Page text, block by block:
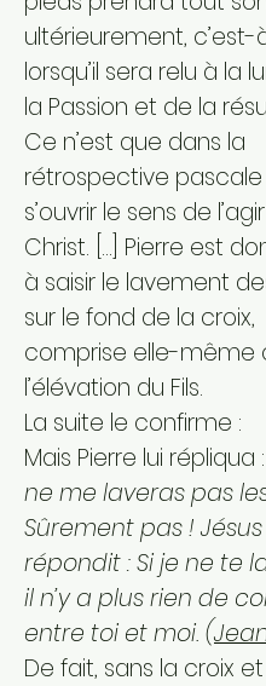
ultérieurement, c’est-
lorsqu’il sera relu à la
la Passion et de la
Ce n’est que dans la
rétrospective
s’ouvrir le sens de
Christ. […] Pierre est
à saisir le lavement
sur le fond de la croix,
comprise elle-même
l’élévation du Fils.
La suite le confirme :
Mais Pierre lui répliqua :
ne me laveras pas
Sûrement pas !
répondit : Si je ne te
il n’y a plus rien de
entre toi et moi. (
De fait, sans la croix